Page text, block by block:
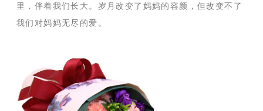
里，伴着我们长大。岁月改变了妈妈的容颜，但改变不了
我们对妈妈无尽的爱。